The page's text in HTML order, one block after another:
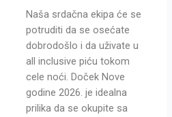
Naša srdačna ekipa će se
potruditi da se osećate
dobrodošlo i da uživate u
all inclusive piću tokom
cele noći. Doček Nove
godine 2026. je idealna
prilika da se okupite sa